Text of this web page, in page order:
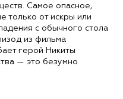
Самое опасное,
только от искры или
с обычного стола
из фильма
герой Никиты
— это безумно